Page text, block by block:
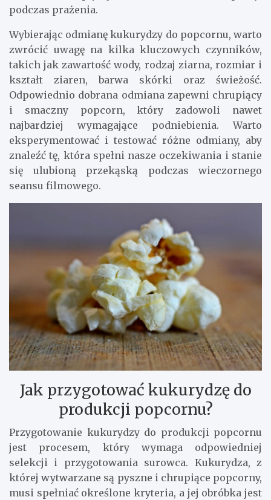
podczas prażenia.
Wybierając odmianę kukurydzy do popcornu, warto
zwrócić uwagę na kilka kluczowych czynników,
takich jak zawartość wody, rodzaj ziarna, rozmiar i
kształt ziaren, barwa skórki oraz świeżość.
Odpowiednio dobrana odmiana zapewni chrupiący
i smaczny popcorn, który zadowoli nawet
najbardziej wymagające podniebienia. Warto
eksperymentować i testować różne odmiany, aby
znaleźć tę, która spełni nasze oczekiwania i stanie
się ulubioną przekąską podczas wieczornego
seansu filmowego.
Jak przygotować kukurydzę do
produkcji popcornu?
Przygotowanie kukurydzy do produkcji popcornu
jest procesem, który wymaga odpowiedniej
selekcji i przygotowania surowca. Kukurydza, z
której wytwarzane są pyszne i chrupiące popcorny,
musi spełniać określone kryteria, a jej obróbka jest